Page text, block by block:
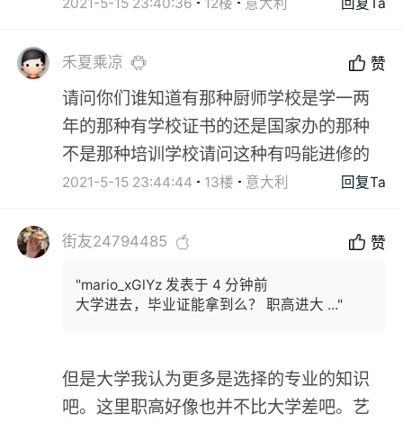
禾夏乘凉 赞
请问你们谁知道有那种厨师学校是学一两
年的那种有学校证书的还是国家办的那种
不是那种培训学校请问这种有吗能进修的
2021-5-15 23:44:44 13楼 意大利 回复Ta
街友24794485 赞
"mario_xGlYz 发表于 4 分钟前
大学进去，毕业证能拿到么？ 职高进大 ..."
但是大学我认为更多是选择的专业的知识
吧。这里职高好像也并不比大学差吧。艺